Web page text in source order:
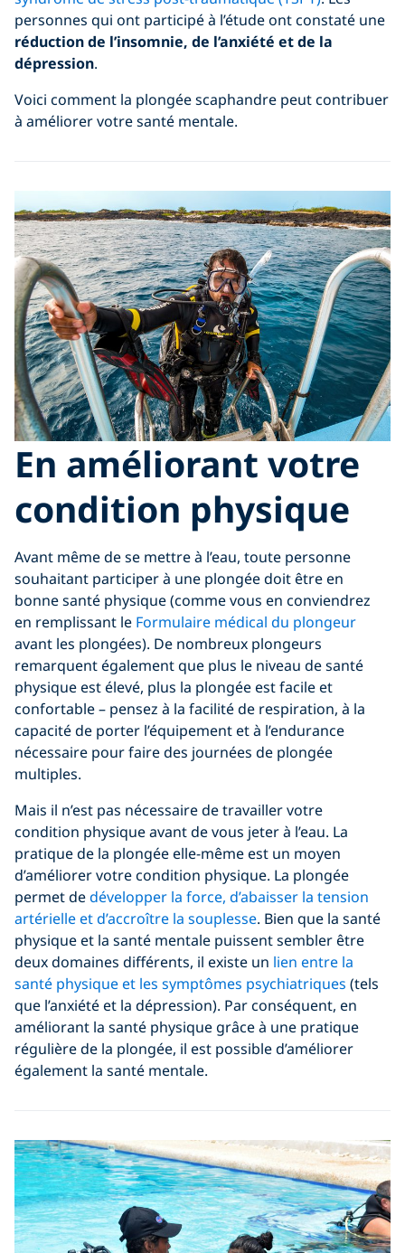
personnes qui ont participé à l’étude ont constaté une
réduction de l’insomnie, de l’anxiété et de la
dépression.
Voici comment la plongée scaphandre peut contribuer
à améliorer votre santé mentale.
En améliorant votre
condition physique
Avant même de se mettre à l’eau, toute personne
souhaitant participer à une plongée doit être en
bonne santé physique (comme vous en conviendrez
en remplissant le Formulaire médical du plongeur
avant les plongées). De nombreux plongeurs
remarquent également que plus le niveau de santé
physique est élevé, plus la plongée est facile et
confortable – pensez à la facilité de respiration, à la
capacité de porter l’équipement et à l’endurance
nécessaire pour faire des journées de plongée
multiples.
Mais il n’est pas nécessaire de travailler votre
condition physique avant de vous jeter à l’eau. La
pratique de la plongée elle-même est un moyen
d’améliorer votre condition physique. La plongée
permet dedévelopper la force, d’abaisser la tension
artérielle et d’accroître la souplesse. Bien que la santé
physique et la santé mentale puissent sembler être
deux domaines différents, il existe un lien entre la
santé physique et les symptômes psychiatriques (tels
que l’anxiété et la dépression). Par conséquent, en
améliorant la santé physique grâce à une pratique
régulière de la plongée, il est possible d’améliorer
également la santé mentale.